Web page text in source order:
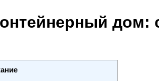
дом: